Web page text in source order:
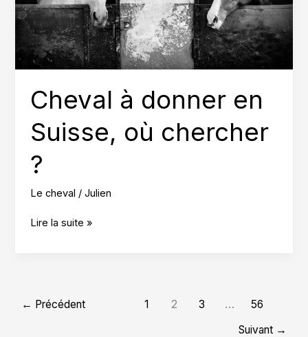
Cheval à donner en
Suisse, où chercher
?
Le cheval /Julien
Cheval
chercher
Lire la suite »
← Précédent 1 2 3 …
56
Suivant →